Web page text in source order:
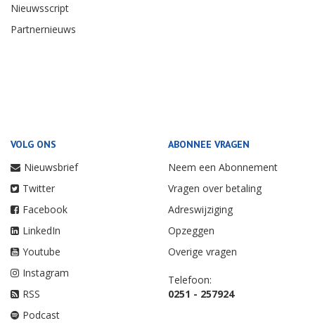
Nieuwsscript
Partnernieuws
VOLG ONS
Nieuwsbrief
Twitter
Facebook
LinkedIn
Youtube
Instagram
RSS
Podcast
ABONNEE VRAGEN
Neem een Abonnement
Vragen over betaling
Adreswijziging
Opzeggen
Overige vragen
Telefoon:
0251 - 257924